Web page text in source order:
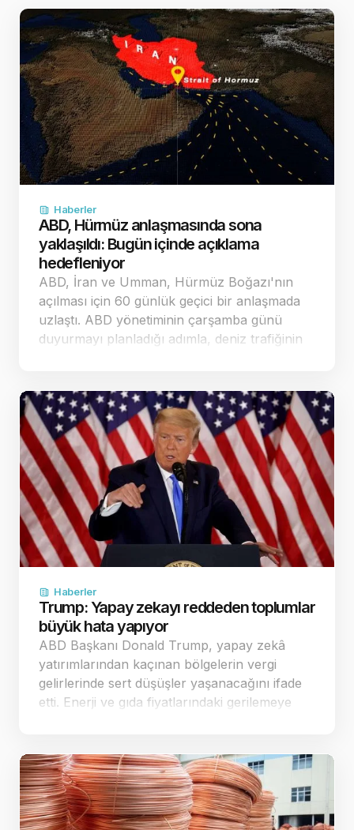
Haberler
ABD, Hürmüz anlaşmasında sona
yaklaşıldı: Bugün içinde açıklama
hedefleniyor
ABD, İran ve Umman, Hürmüz Boğazı'nın
açılması için 60 günlük geçici bir anlaşmada
uzlaştı. ABD yönetiminin çarşamba günü
duyurmayı planladığı adımla, deniz trafiğinin
Haberler
Trump: Yapay zekayı reddeden toplumlar
büyük hata yapıyor
ABD Başkanı Donald Trump, yapay zekâ
yatırımlarından kaçınan bölgelerin vergi
gelirlerinde sert düşüşler yaşanacağını ifade
etti. Enerji ve gıda fiyatlarındaki gerilemeye